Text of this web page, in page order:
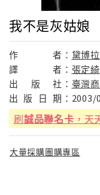
我不是灰姑娘
作 者： 黛博
譯
者： 張定綺
出
版 社： 臺灣
出 版 日 期： 2003/
刷誠品聯名卡 ，
大量採購團購專區